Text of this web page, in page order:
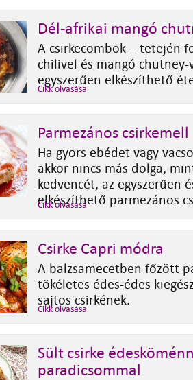
Dél-afrikai mangó
A csirkecombok – tetején
chilivel és mangó chutney-
egyszerűen elkészíthető
Cikk olvasása
Parmezános csirkemell
Ha gyors ebédet vagy
akkor nincs más dolga,
kedvencét, az egyszerűen
elkészíthető parmezános
Cikk olvasása
Csirke Capri módra
A balzsamecetben főzött
tökéletes édes-édes
sajtos csirkének.
Cikk olvasása
Sült csirke
paradicsommal